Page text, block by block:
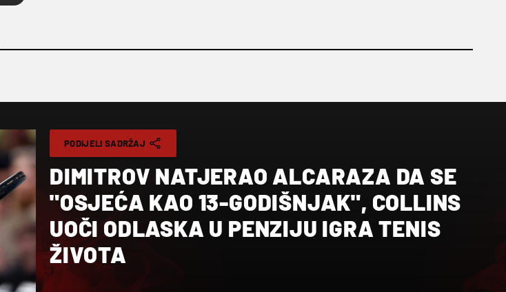
PODIJELI SADRŽAJ
DIMITROV NATJERAO ALCARAZA DA SE
"OSJEĆA KAO 13-GODIŠNJAK", COLLINS
UOČI ODLASKA U PENZIJU IGRA TENIS
ŽIVOTA